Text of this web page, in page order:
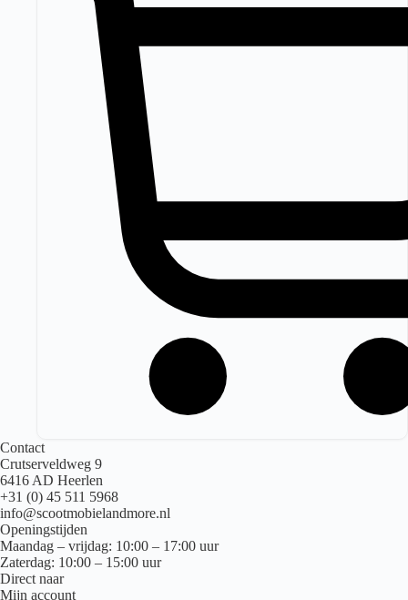
Contact
Crutserveldweg 9
6416 AD Heerlen
+31 (0) 45 511 5968
info@scootmobielandmore.nl
Openingstijden
Maandag – vrijdag: 10:00 – 17:00 uur
Zaterdag: 10:00 – 15:00 uur
Direct naar
Mijn account